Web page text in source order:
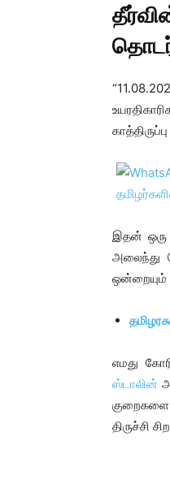
இதன் ஒரு
அலைந்து
ஒன்றையும்
எமது
ஸ்டாலின்
குறைகளை
திருச்சி